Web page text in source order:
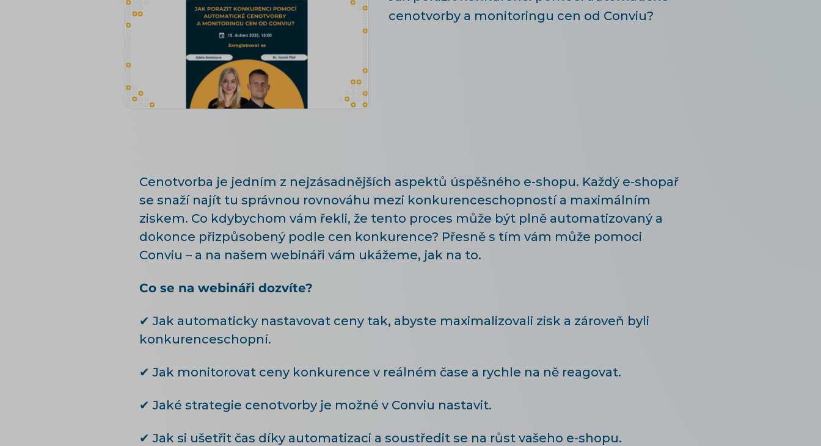
cenotvorby a monitoringu cen od Conviu?
Cenotvorba je jedním z nejzásadnějších aspektů úspěšného e-shopu. Každý e-shopař
se snaží najít tu správnou rovnováhu mezi konkurenceschopností a maximálním
ziskem. Co kdybychom vám řekli, že tento proces může být plně automatizovaný a
dokonce přizpůsobený podle cen konkurence? Přesně s tím vám může pomoci
Conviu – a na našem webináři vám ukážeme, jak na to.
Co se na webináři dozvíte?
✔ Jak automaticky nastavovat ceny tak, abyste maximalizovali zisk a zároveň byli
konkurenceschopní.
✔ Jak monitorovat ceny konkurence v reálném čase a rychle na ně reagovat.
✔ Jaké strategie cenotvorby je možné v Conviu nastavit.
✔ Jak si ušetřit čas díky automatizaci a soustředit se na růst vašeho e-shopu.